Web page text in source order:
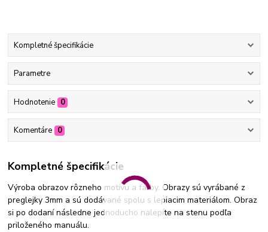
Kompletné špecifikácie
Parametre
Hodnotenie 0
Komentáre 0
Kompletné špecifikácie
Výroba obrazov rôzneho motívu a farby. Obrazy sú vyrábané z
preglejky 3mm a sú dodávané spolu s lepiacim materiálom. Obraz
si po dodaní následne jednoducho nalepíte na stenu podľa
priloženého manuálu.